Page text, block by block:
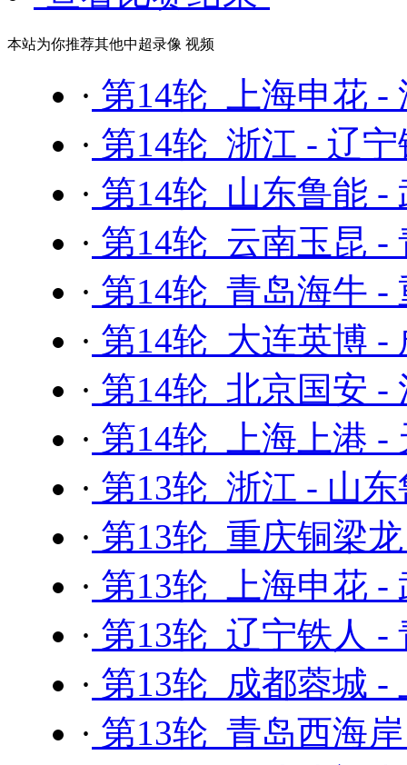
本站为你推荐其他中超录像 视频
· 第14轮 上海申花 -
· 第14轮 浙江 - 辽
· 第14轮 山东鲁能 -
· 第14轮 云南玉昆 -
· 第14轮 青岛海牛 -
· 第14轮 大连英博 -
· 第14轮 北京国安 -
· 第14轮 上海上港 -
· 第13轮 浙江 - 山
· 第13轮 重庆铜梁
· 第13轮 上海申花 -
· 第13轮 辽宁铁人 -
· 第13轮 成都蓉城 -
· 第13轮 青岛西海